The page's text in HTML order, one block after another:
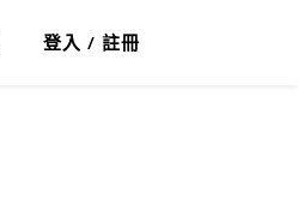
登入 / 註冊